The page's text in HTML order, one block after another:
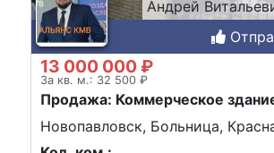
Андрей
13 000 000 ₽
За кв. м.: 32 500 ₽
Продажа: Коммерческое
Новопавловск, Больница,